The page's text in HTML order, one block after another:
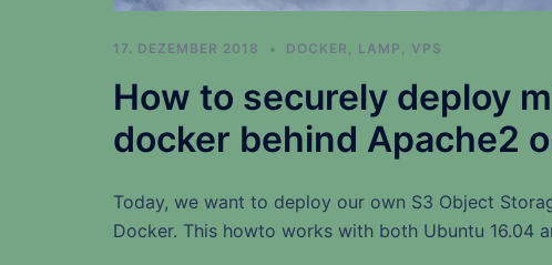
17. DEZEMBER 2018 DOCKER , LAMP , VPS
How to securely deploy
docker behind Apache2
Today, we want to deploy our own S3 Object
Docker. This howto works with both Ubuntu 16.04